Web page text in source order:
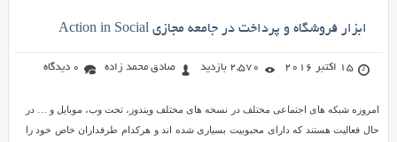
ابزار فروشگاه و پرداخت در جامعه مجازی Action in Social
15 اکتبر 2016 2,570 بازدید صادق محمد زاده 0 دیدگاه
امروزه شبکه های اجتماعی مختلف در نسخه های مختلف ویندوز، تحت وب، موبایل و … در
حال فعالیت هستند که دارای محبوبیت بسیاری شده اند و هرکدام طرفداران خاص خود را